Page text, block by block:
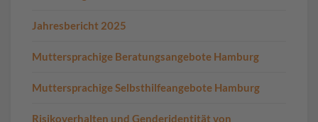
Jahresbericht 2025
Muttersprachige Beratungsangebote Hamburg
Muttersprachige Selbsthilfeangebote Hamburg
Risikoverhalten und Genderidentität von